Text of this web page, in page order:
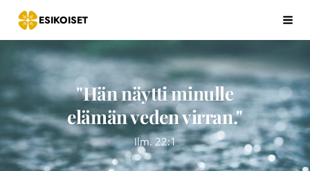
Siirry
sivun
sisältöön
ESIKOISET
"Hän näytti minulle
elämän veden virran."
Ilm. 22:1